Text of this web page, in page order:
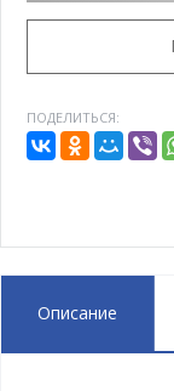
ПОДЕЛИТЬСЯ:
Описание